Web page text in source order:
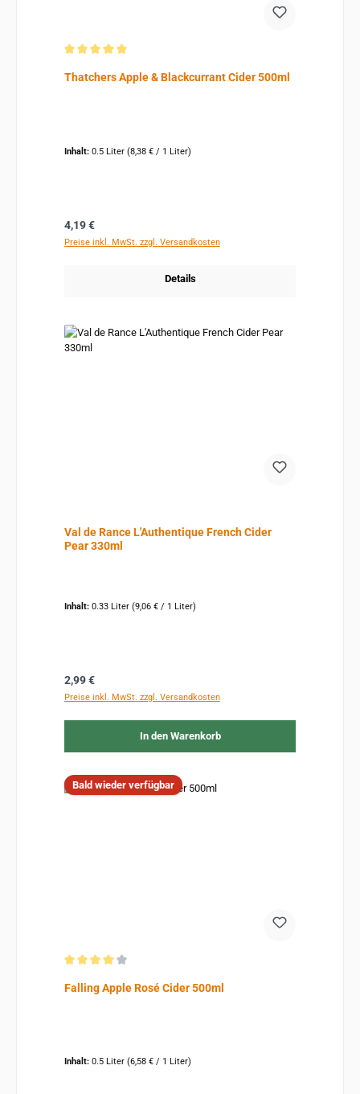
Thatchers Apple & Blackcurrant Cider 500ml
Inhalt: 0.5 Liter (8,38 € / 1 Liter)
Regulärer Preis:
4,19 €
Preise inkl. MwSt. zzgl. Versandkosten
Details
Val de Rance L'Authentique French Cider
Pear 330ml
Inhalt: 0.33 Liter (9,06 € / 1 Liter)
Regulärer Preis:
2,99 €
Preise inkl. MwSt. zzgl. Versandkosten
In den Warenkorb
Bald wieder verfügbar
Falling Apple Rosé Cider 500ml
Inhalt: 0.5 Liter (6,58 € / 1 Liter)